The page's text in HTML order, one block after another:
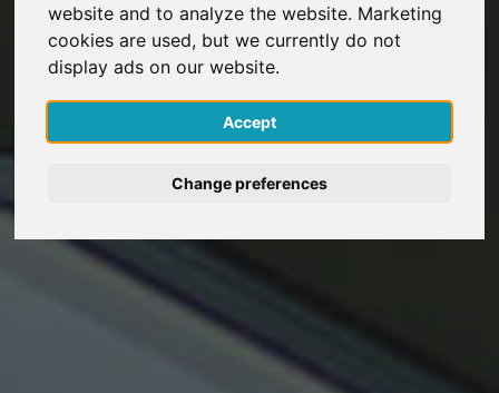
website and to analyze the website. Marketing
cookies are used, but we currently do not
display ads on our website.
Accept
Change preferences
Gratis registreren
Inloggen
English
Deutsch
Español
Italiano